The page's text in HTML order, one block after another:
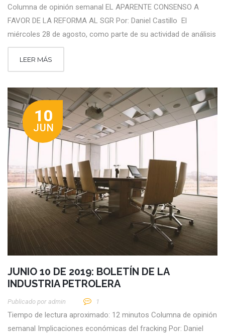
Columna de opinión semanal EL APARENTE CONSENSO A
FAVOR DE LA REFORMA AL SGR Por: Daniel Castillo El
miércoles 28 de agosto, como parte de su actividad de análisis
LEER MÁS
10
JUN
JUNIO 10 DE 2019: BOLETÍN DE LA
INDUSTRIA PETROLERA
Publicado por Admin 1
Tiempo de lectura aproximado: 12 minutos Columna de opinión
semanal Implicaciones económicas del fracking Por: Daniel